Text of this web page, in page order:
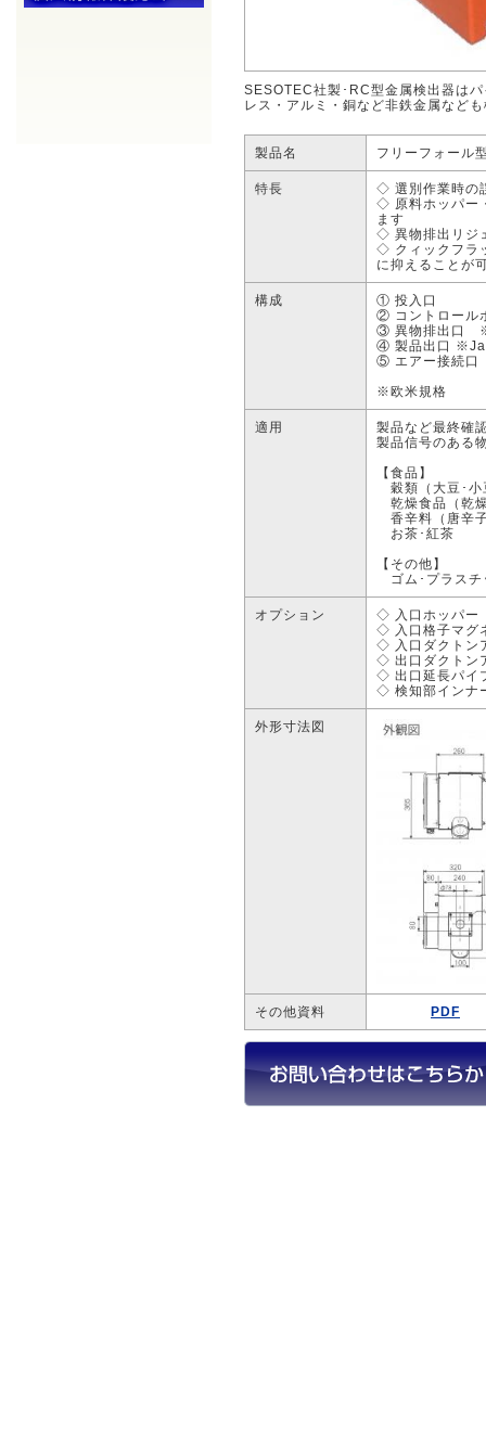
SESOTEC社製･RC型金属検出器は
レス・アルミ・銅など非鉄金属など
製品名 フリーフォール
特長
◇ 選別作業時の
◇ 原料ホッパー
ます
◇ 異物排出リジ
◇ クィックフラ
に抑えることが
構成
① 投入口
② コントロール
③ 異物排出口
④ 製品出口
⑤ エアー接続口
※欧米規格
適用
製品など最終確
製品信号のある
【食品】
穀類（大豆･小
乾燥食品（乾
香辛料（唐辛
お茶･紅茶
【その他】
ゴム･プラスチ
オプション
◇ 入口ホッパー
◇ 入口格子マグ
◇ 入口ダクトン
◇ 出口ダクトン
◇ 出口延長パイ
◇ 検知部インナ
外形寸法図
その他資料 PDF